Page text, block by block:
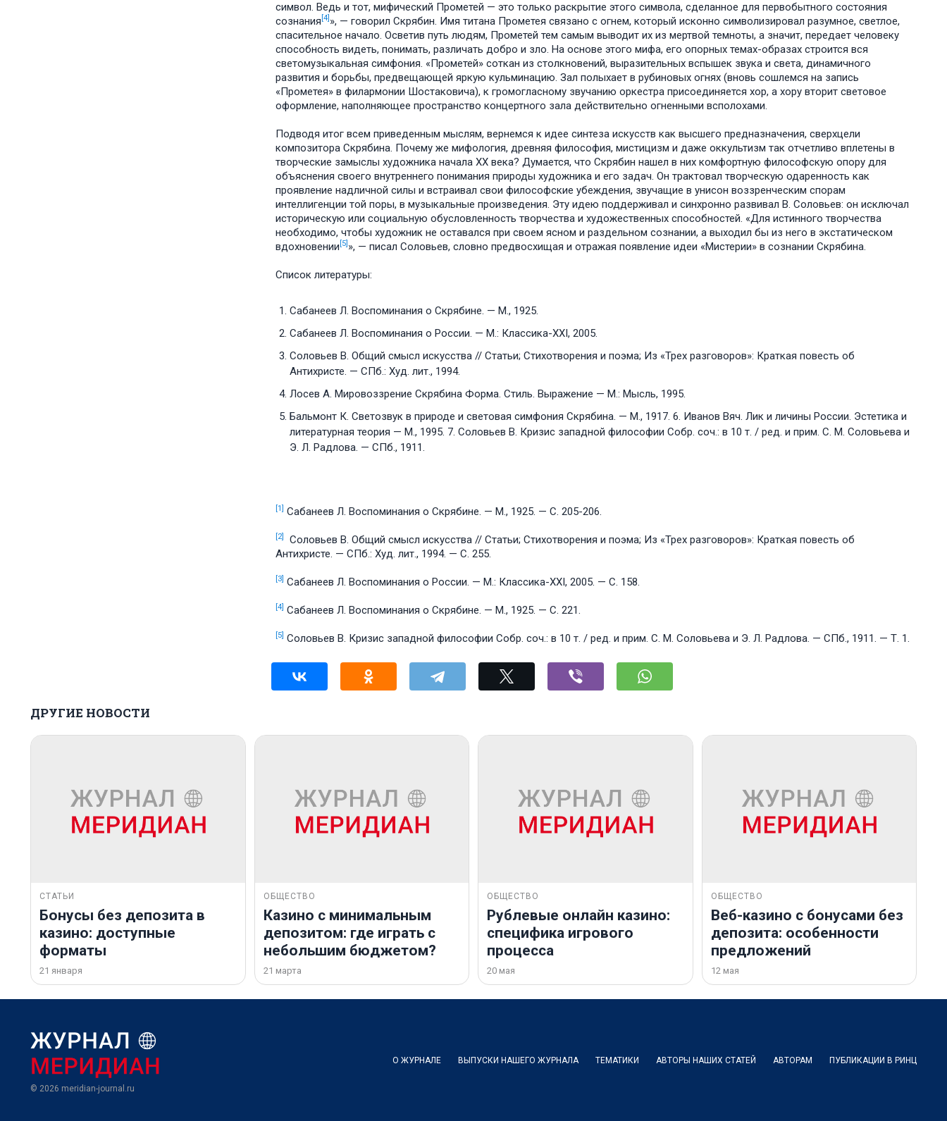
символ. Ведь и тот, мифический Прометей — это только раскрытие этого символа, сделанное для первобытного состояния
сознания [4] », — говорил Скрябин. Имя титана Прометея связано с огнем, который исконно символизировал разумное, светлое,
спасительное начало. Осветив путь людям, Прометей тем самым выводит их из мертвой темноты, а значит, передает человеку
способность видеть, понимать, различать добро и зло. На основе этого мифа, его опорных темах-образах строится вся
светомузыкальная симфония. «Прометей» соткан из столкновений, выразительных вспышек звука и света, динамичного
развития и борьбы, предвещающей яркую кульминацию. Зал полыхает в рубиновых огнях (вновь сошлемся на запись
«Прометея» в филармонии Шостаковича), к громогласному звучанию оркестра присоединяется хор, а хору вторит световое
оформление, наполняющее пространство концертного зала действительно огненными всполохами.
Подводя итог всем приведенным мыслям, вернемся к идее синтеза искусств как высшего предназначения, сверхцели
композитора Скрябина. Почему же мифология, древняя философия, мистицизм и даже оккультизм так отчетливо вплетены в
творческие замыслы художника начала XX века? Думается, что Скрябин нашел в них комфортную философскую опору для
объяснения своего внутреннего понимания природы художника и его задач. Он трактовал творческую одаренность как
проявление надличной силы и встраивал свои философские убеждения, звучащие в унисон воззренческим спорам
интеллигенции той поры, в музыкальные произведения. Эту идею поддерживал и синхронно развивал В. Соловьев: он исключал
историческую или социальную обусловленность творчества и художественных способностей. «Для истинного творчества
необходимо, чтобы художник не оставался при своем ясном и раздельном сознании, а выходил бы из него в экстатическом
вдохновении [5] », — писал Соловьев, словно предвосхищая и отражая появление идеи «Мистерии» в сознании Скрябина.
Список литературы:
Сабанеев Л. Воспоминания о Скрябине. — М., 1925.
Сабанеев Л. Воспоминания о России. — М.: Классика-ХXI, 2005.
Соловьев B. Общий смысл искусства // Статьи; Стихотворения и поэма; Из «Трех разговоров»: Краткая повесть об
Антихристе. — СПб.: Худ. лит., 1994.
Лосев А. Мировоззрение Скрябина Форма. Стиль. Выражение — М.: Мысль, 1995.
Бальмонт К. Светозвук в природе и световая симфония Скрябина. — М., 1917. 6. Иванов Вяч. Лик и личины России. Эстетика и
литературная теория — М., 1995. 7. Соловьев В. Кризис западной философии Собр. соч.: в 10 т. / ред. и прим. С. М. Соловьева и
Э. Л. Радлова. — СПб., 1911.
[1] Сабанеев Л. Воспоминания о Скрябине. — М., 1925. — С. 205-206.
[2]
Соловьев B. Общий смысл искусства // Статьи; Стихотворения и поэма; Из «Трех разговоров»: Краткая повесть об
Антихристе. — СПб.: Худ. лит., 1994. — С. 255.
[3] Сабанеев Л. Воспоминания о России. — М.: Классика-ХXI, 2005. — С. 158.
[4] Сабанеев Л. Воспоминания о Скрябине. — М., 1925. — С. 221.
[5] Соловьев В. Кризис западной философии Собр. соч.: в 10 т. / ред. и прим. С. М. Соловьева и Э. Л. Радлова. — СПб., 1911. — Т. 1.
ДРУГИЕ НОВОСТИ
СТАТЬИ
Бонусы без депозита в
казино: доступные
форматы
21 января
ОБЩЕСТВО
Казино с минимальным
депозитом: где играть с
небольшим бюджетом?
21 марта
ОБЩЕСТВО
Рублевые онлайн казино:
специфика игрового
процесса
20 мая
ОБЩЕСТВО
Веб-казино с бонусами без
депозита: особенности
предложений
12 мая
© 2026 meridian-journal.ru
О ЖУРНАЛЕ ВЫПУСКИ НАШЕГО ЖУРНАЛА ТЕМАТИКИ АВТОРЫ НАШИХ СТАТЕЙ АВТОРАМ ПУБЛИКАЦИИ В РИНЦ